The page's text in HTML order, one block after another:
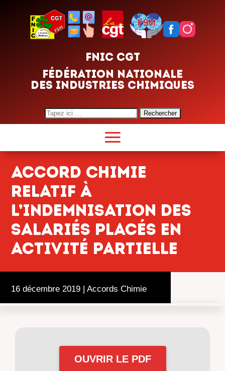
FNIC CGT
FÉDÉRATION NATIONALE
DES INDUSTRIES CHIMIQUES
Search
for:
Accord Chimie
relatif à
l’indemnisation des
salariés placés en
activité partielle
16 décembre 2019 | Accords Chimie
OUVRIR LE PDF